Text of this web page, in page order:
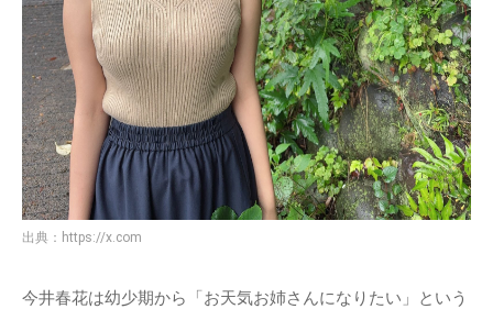
出典： https://x.com
今井春花は幼少期から「お天気お姉さんになりたい」という